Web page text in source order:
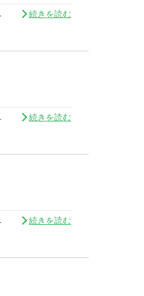
続きを読む
続きを読む
続きを読む